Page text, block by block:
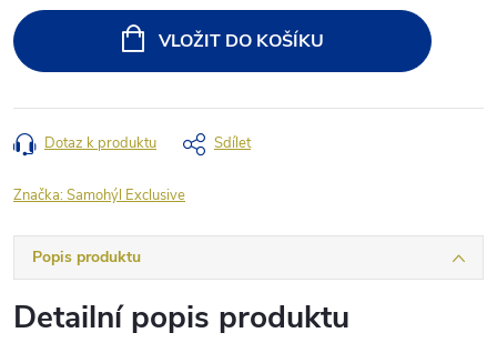
cena:
VLOŽIT DO KOŠÍKU
Dotaz k produktu Sdílet
Značka:Samohýl Exclusive
Popis produktu
Detailní popis produktu